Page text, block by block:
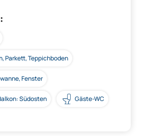
Parkett, Teppichboden
Fenster
Südosten Gäste-WC